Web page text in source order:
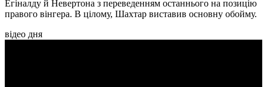
Егіналду й Невертона з переведенням останнього на позицію
правого вінгера. В цілому, Шахтар виставив основну обойму.
відео дня